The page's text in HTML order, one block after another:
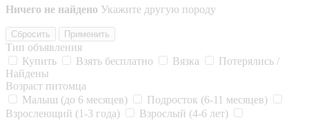
Ничего не найдено Укажите другую породу
Сбросить Применить
Тип объявления
Купить
Взять бесплатно Вязка
Потерялись /
Найдены
Возраст питомца
Малыш (до 6 месяцев)
Подросток (6-11 месяцев)
Взрослеющий (1-3 года)
Взрослый (4-6 лет)